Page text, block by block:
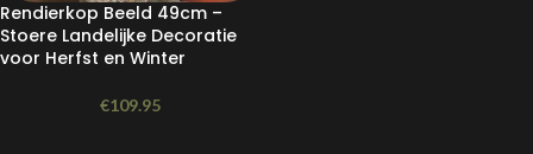
Rendierkop Beeld 49cm –
Stoere Landelijke Decoratie
voor Herfst en Winter
€109.95